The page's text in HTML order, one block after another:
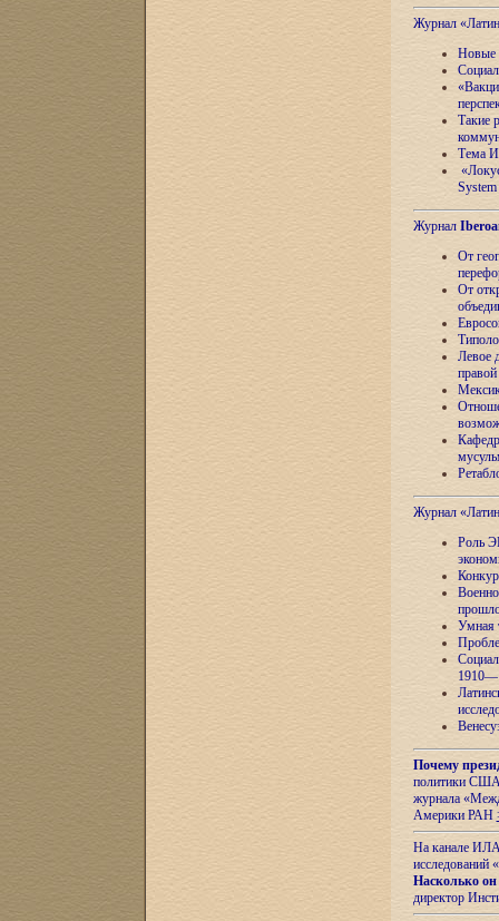
Журнал
Новые
Такие
Тема
Журнал
От
От
Левое
Журнал
Роль
Умная
Почему
политики США
журнала
Америки РАН
На канале ИЛА
исследований «
Насколько он
директор